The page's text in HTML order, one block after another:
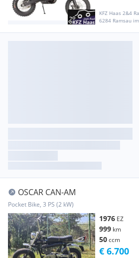
KFZ Haas 2&4
6284 Ramsau
OSCAR CAN-AM
Pocket Bike, 3 PS (2 kW)
1976 EZ
999 km
50ccm
€ 6.700